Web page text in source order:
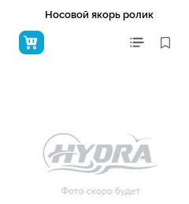
Носовой якорь ролик